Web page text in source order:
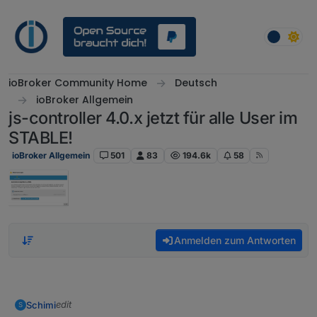
ioBroker Community Home
Deutsch
ioBroker Allgemein
js-controller 4.0.x jetzt für alle User im
STABLE!
ioBroker Allgemein 501 83 194.6k 58
Anmelden zum Antworten
S Schimiedit